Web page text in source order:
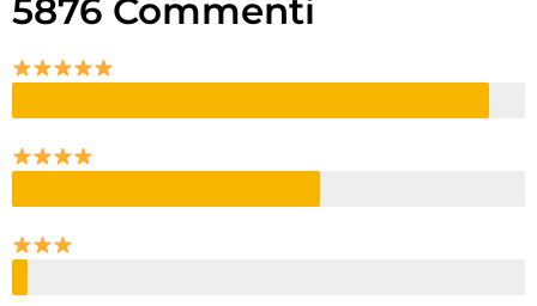
5876 Commenti